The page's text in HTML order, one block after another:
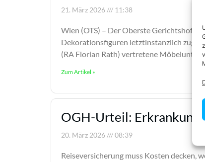
21. März 2026 11:38
Wien (OTS) – Der Oberste Gerichtshof
Dekorationsfiguren letztinstanzlich
(RA Florian Rath) vertretene
Zum Artikel »
OGH-Urteil: Erkrankung
20. März 2026 08:39
Reiseversicherung muss Kosten decken,